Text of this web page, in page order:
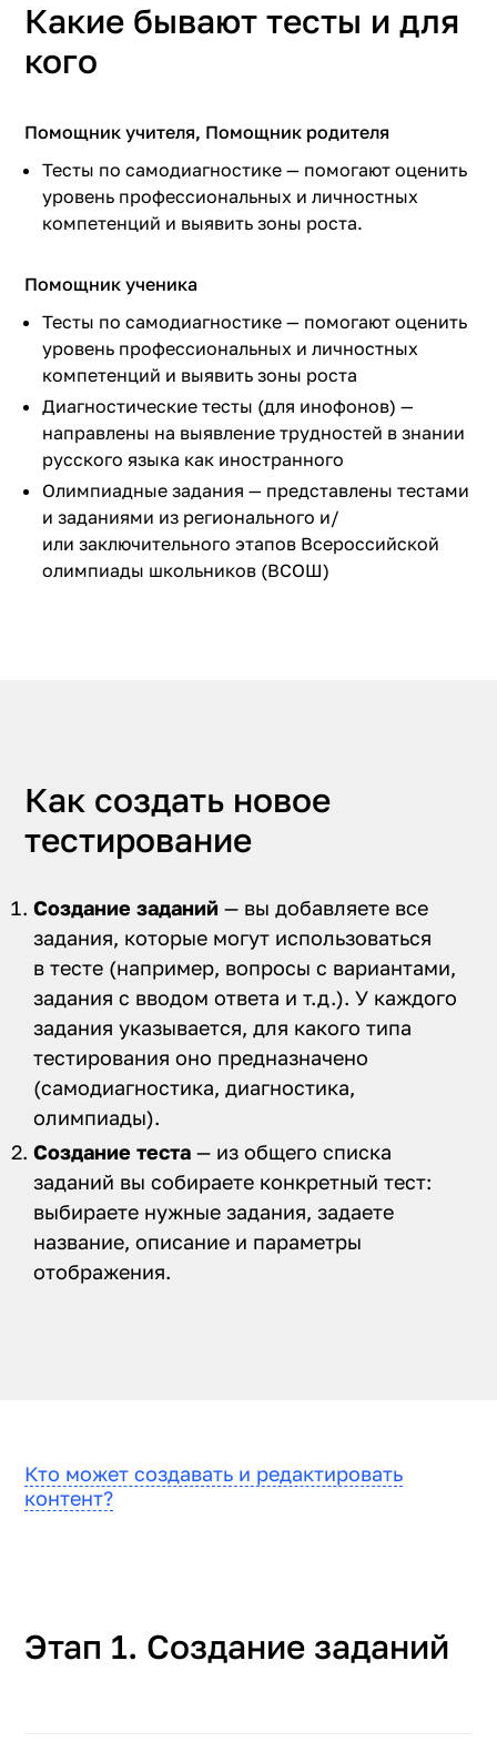
Какие бывают тесты и для
кого
Помощник учителя, Помощник родителя
Тесты по самодиагностике — помогают оценить
уровень профессиональных и личностных
компетенций и выявить зоны роста.
Помощник ученика
Тесты по самодиагностике — помогают оценить
уровень профессиональных и личностных
компетенций и выявить зоны роста
Диагностические тесты (для инофонов) —
направлены на выявление трудностей в знании
русского языка как иностранного
Олимпиадные задания — представлены тестами
и заданиями из регионального и/
или заключительного этапов Всероссийской
олимпиады школьников (ВСОШ)
Как создать новое
тестирование
Создание заданий — вы добавляете все
задания, которые могут использоваться
в тесте (например, вопросы с вариантами,
задания с вводом ответа и т.д.). У каждого
задания указывается, для какого типа
тестирования оно предназначено
(самодиагностика, диагностика,
олимпиады).
Создание теста — из общего списка
заданий вы собираете конкретный тест:
выбираете нужные задания, задаете
название, описание и параметры
отображения.
Кто может создавать и редактировать
контент?
Этап 1. Создание заданий